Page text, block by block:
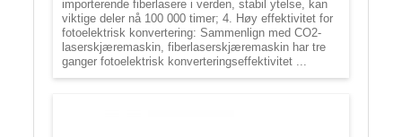
importerende fiberlasere i verden, stabil ytelse, kan
viktige deler nå 100 000 timer; 4. Høy effektivitet for
fotoelektrisk konvertering: Sammenlign med CO2-
laserskjæremaskin, fiberlaserskjæremaskin har tre
ganger fotoelektrisk konverteringseffektivitet ...